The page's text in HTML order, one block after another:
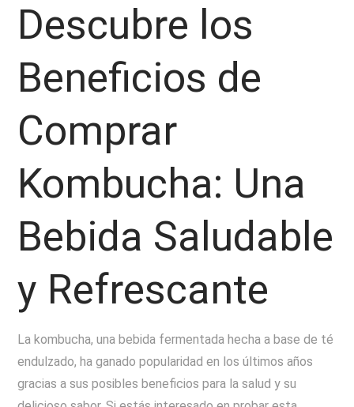
Descubre los
Beneficios de
Comprar
Kombucha: Una
Bebida Saludable
y Refrescante
La kombucha, una bebida fermentada hecha a base de té
endulzado, ha ganado popularidad en los últimos años
gracias a sus posibles beneficios para la salud y su